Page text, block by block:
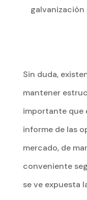
galvanización
Sin duda,
mantener
importante que
informe de las
mercado, de
conveniente
se ve expuesta